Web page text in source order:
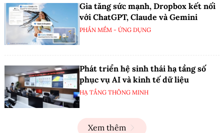
Gia tăng sức mạnh, Dropbox kết nối
với ChatGPT, Claude và Gemini
PHẦN MỀM - ỨNG DỤNG
Phát triển hệ sinh thái hạ tầng số
phục vụ AI và kinh tế dữ liệu
HẠ TẦNG THÔNG MINH
Xem thêm